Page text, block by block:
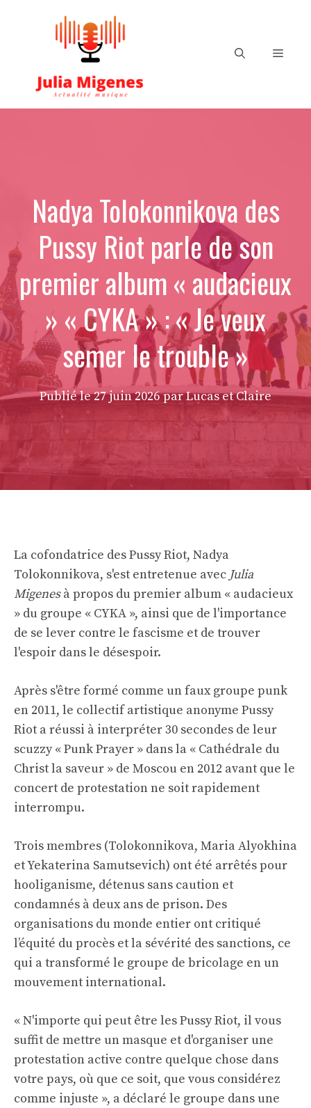
Menu
Nadya Tolokonnikova des
Pussy Riot parle de son
premier album « audacieux
» « CYKA » : « Je veux
semer le trouble »
Publié le27 juin 2026 par Lucas et Claire
La cofondatrice des Pussy Riot, Nadya
Tolokonnikova, s'est entretenue avec Julia
Migenesà propos du premier album « audacieux
» du groupe « CYKA », ainsi que de l'importance
de se lever contre le fascisme et de trouver
l'espoir dans le désespoir.
Après s'être formé comme un faux groupe punk
en 2011, le collectif artistique anonyme Pussy
Riot a réussi à interpréter 30 secondes de leur
scuzzy « Punk Prayer » dans la « Cathédrale du
Christ la saveur » de Moscou en 2012 avant que le
concert de protestation ne soit rapidement
interrompu.
Trois membres (Tolokonnikova, Maria Alyokhina
et Yekaterina Samutsevich) ont été arrêtés pour
hooliganisme, détenus sans caution et
condamnés à deux ans de prison. Des
organisations du monde entier ont critiqué
l’équité du procès et la sévérité des sanctions, ce
qui a transformé le groupe de bricolage en un
mouvement international.
« N'importe qui peut être les Pussy Riot, il vous
suffit de mettre un masque et d'organiser une
protestation active contre quelque chose dans
votre pays, où que ce soit, que vous considérez
comme injuste », a déclaré le groupe dans une